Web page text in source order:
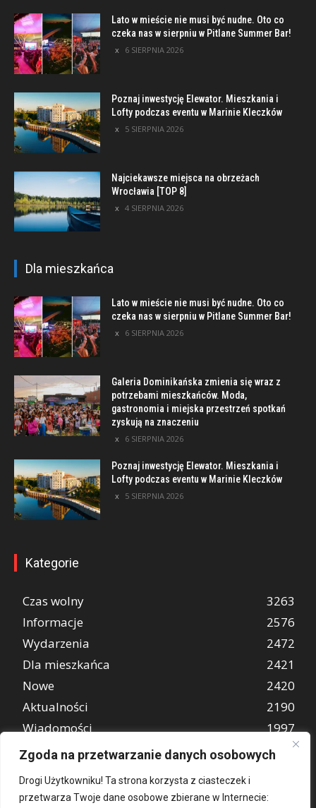
Zgoda na przetwarzanie danych osobowych
Drogi Użytkowniku! Ta strona korzysta z ciasteczek i
przetwarza Twoje dane osobowe zbierane w Internecie:
Lato w mieście nie musi być nudne. Oto co
czeka nas w sierpniu w Pitlane Summer Bar!
6 SIERPNIA 2026
Poznaj inwestycję Elewator. Mieszkania i
Lofty podczas eventu w Marinie Kleczków
5 SIERPNIA 2026
Najciekawsze miejsca na obrzeżach
Wrocławia [TOP 8]
4 SIERPNIA 2026
Dla mieszkańca
Lato w mieście nie musi być nudne. Oto co
czeka nas w sierpniu w Pitlane Summer Bar!
6 SIERPNIA 2026
Galeria Dominikańska zmienia się wraz z
potrzebami mieszkańców. Moda,
gastronomia i miejska przestrzeń spotkań
zyskują na znaczeniu
6 SIERPNIA 2026
Poznaj inwestycję Elewator. Mieszkania i
Lofty podczas eventu w Marinie Kleczków
5 SIERPNIA 2026
Kategorie
Czas wolny
3263
Informacje
2576
Wydarzenia
2472
Dla mieszkańca
2421
Nowe
2420
Aktualności
2190
Wiadomości
1997
REKLAMA
849